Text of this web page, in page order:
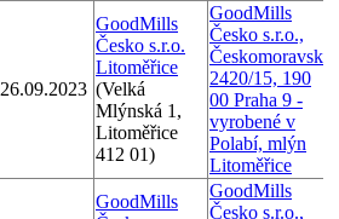
26.09.2023
GoodMills
Česko s.r.o.
Litoměřice
(Velká
Mlýnská 1,
Litoměřice
412 01)
GoodMills
Česko s.r.o.,
Českomoravská
2420/15, 190
00 Praha 9 -
vyrobené v
Polabí, mlýn
Litoměřice
GoodMills
GoodMills
Česko s.r.o.,